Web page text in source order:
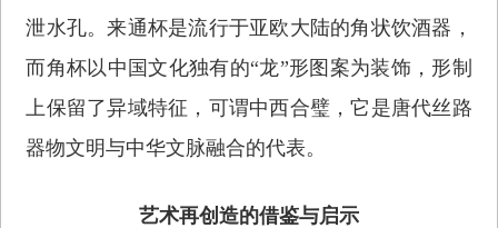
泄水孔。来通杯是流行于亚欧大陆的角状饮酒器，
而角杯以中国文化独有的“龙”形图案为装饰，形制
上保留了异域特征，可谓中西合璧，它是唐代丝路
器物文明与中华文脉融合的代表。
艺术再创造的借鉴与启示